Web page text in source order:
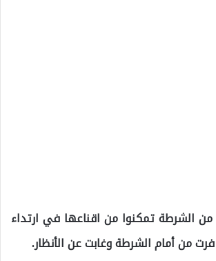
الشرطة تمكنوا من اقناعها في ارتداء
من أمام الشرطة وغابت عن الأنظار.